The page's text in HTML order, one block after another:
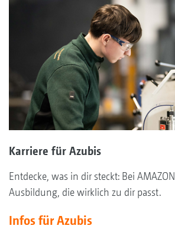
Karriere für Azubis
Entdecke, was in dir steckt: Bei
Ausbildung, die wirklich zu dir passt.
Infos für Azubis